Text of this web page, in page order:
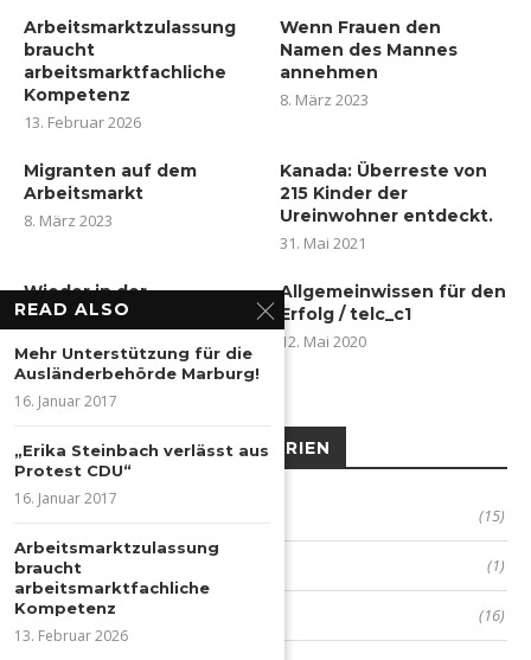
Arbeitsmarktzulassung
braucht
arbeitsmarktfachliche
Kompetenz
13. Februar 2026
Wenn Frauen den
Namen des Mannes
annehmen
8. März 2023
Migranten auf dem
Arbeitsmarkt
8. März 2023
Kanada: Überreste von
215 Kinder der
Ureinwohner entdeckt.
31. Mai 2021
Wieder in der
Stadtverordnetenversammlung
Allgemeinwissen für den
Erfolg / telc_c1
12. Mai 2020
KATEGORIEN
(15)
Berufsberatung (1)
Politik (16)
READ ALSO
Mehr Unterstützung für die
Ausländerbehörde Marburg!
16. Januar 2017
„Erika Steinbach verlässt aus
Protest CDU“
16. Januar 2017
Arbeitsmarktzulassung
braucht
arbeitsmarktfachliche
Kompetenz
13. Februar 2026